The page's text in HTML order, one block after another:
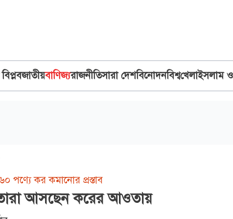
জাতীয়বাণিজ্যরাজনীতিসারা দেশবিনোদনবিশ্বখেলাইসলাম
পণ্যে কর কমানোর প্রস্তাব
আসছেন করের আওতায়